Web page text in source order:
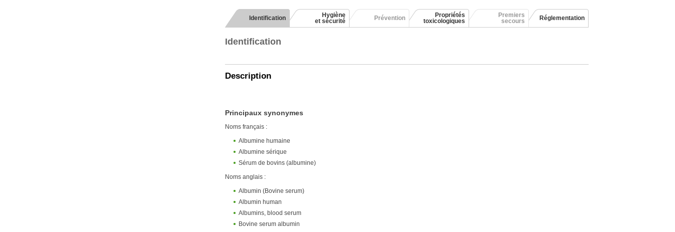
Identification
Hygiène
et sécurité
Prévention
Propriétés
toxicologiques
Premiers
secours
Réglementation
Identification
Description
Principaux synonymes
Noms français :
Albumine humaine
Albumine sérique
Sérum de bovins (albumine)
Noms anglais :
Albumin (Bovine serum)
Albumin human
Albumins, blood serum
Bovine serum albumin